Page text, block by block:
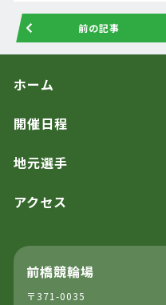
前の記事
ホーム
開催日程
地元選手
アクセス
前橋競輪場
〒371-0035